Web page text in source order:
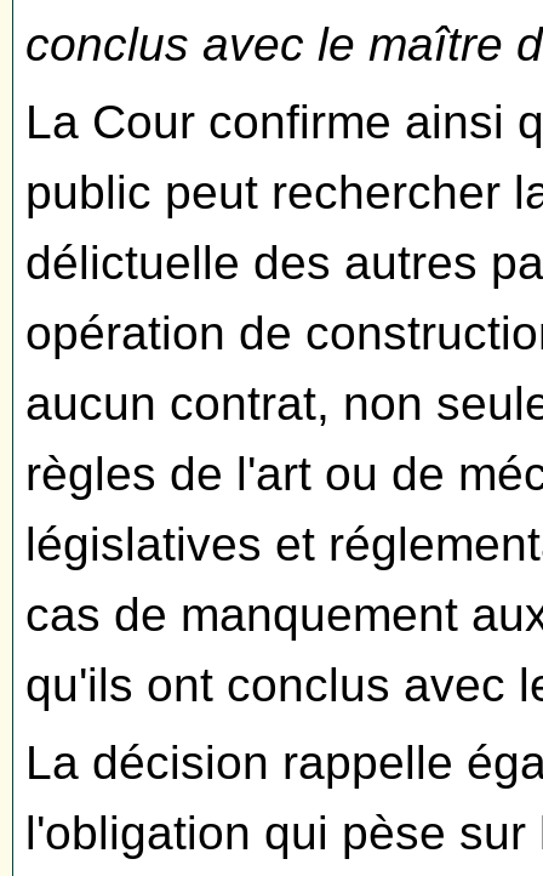
conclus avec le maître
La Cour confirme ainsi
public peut rechercher
délictuelle des autres
opération de
aucun contrat, non
règles de l'art ou de
législatives et
cas de manquement
qu'ils ont conclus avec
La décision rappelle
l'obligation qui pèse